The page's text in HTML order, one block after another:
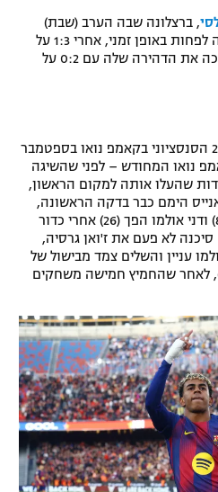
עסק
, ברצלונה שבה הערב (שבת)
לזירה המקומית ועלתה לפסגה לפחות באופן זמני, אחרי 1:3 על
אלאבס. אתלטיקו מדריד האריכה את הדהירה שלה עם 0:2 על
אף שלא הפסידה לה מאז ה-2:1 הסנסציוני בקאמפ נואו בספטמבר
נואו המחודש – לפני שהשיגה
שהעלו אותה למקום הראשון,
הימם כבר בדקה הראשונה,
אך לאמין ימאל הגיב במהרה (8) ודני אולמו הפך (26) אחרי כדור
סיכנה לא פעם את ז'ואן גרסיה,
ה-90+3 סגר אולמו עניין והשלים צמד מבישול של
פדרי עלה מהספסל (60), לאחר שהחמיץ חמישה משחקים